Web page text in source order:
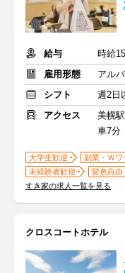
給与
時給
雇用形態
アル
シフト
週2日
アクセス
美幌駅
車7分
大学生歓迎 副業・Ｗワ
未経験者歓迎
髪色自由
すき家の求人一覧を見る
クロスコートホテル